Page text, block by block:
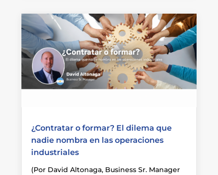
¿Contratar o formar? El dilema que
nadie nombra en las operaciones
industriales
(Por David Altonaga, Business Sr. Manager